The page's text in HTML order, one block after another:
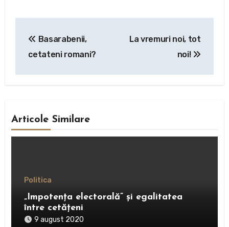
Basarabenii,
cetateni romani?
La vremuri noi, tot
noi!
Articole Similare
Politica
„Impotența electorală” și egalitatea
între cetățeni
9 august 2020